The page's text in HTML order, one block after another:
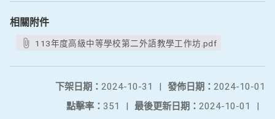
相關附件
113年度高級中等學校第二外語教學工作坊.pdf
發佈日期： 2024-10-01
下架日期： 2024-10-31
|
最後更新日期： 2024-10-01 |
點擊率： 351 |